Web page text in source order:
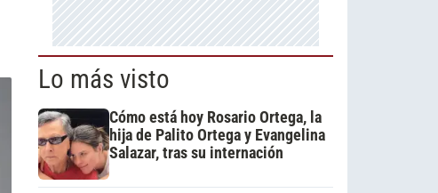
Lo más visto
Cómo está hoy Rosario Ortega, la
hija de Palito Ortega y Evangelina
Salazar, tras su internación